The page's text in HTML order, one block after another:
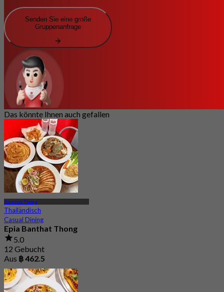
Senden Sie eine große
Gruppenanfrage
Das könnte Ihnen auch gefallen
Banthat Thong
Thailändisch
Casual Dining
Epia Banthat Thong
5.0
12 Gebucht
Aus ฿ 462.5